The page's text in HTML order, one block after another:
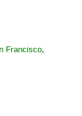
Francisco,